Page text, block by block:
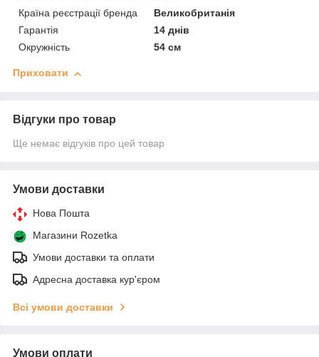
Країна реєстрації бренда
Великобританія
Гарантія
14 днів
Окружність
54 см
Приховати
Відгуки про товар
Ще немає відгуків про цей товар
Умови доставки
Нова Пошта
Магазини Rozetka
Умови доставки та оплати
Адресна доставка кур'єром
Всі умови доставки
Умови оплати